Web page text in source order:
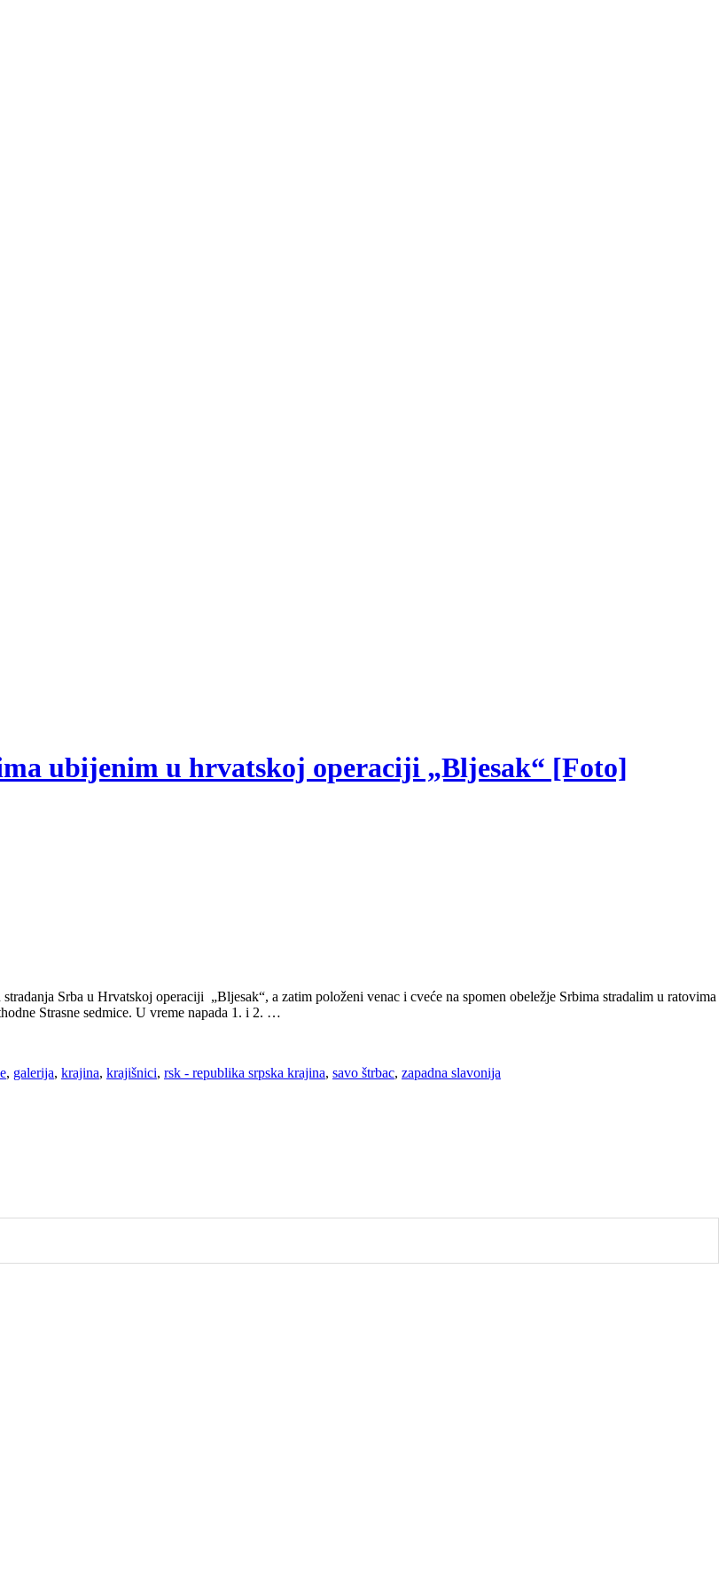
ubijenim u hrvatskoj operaciji „Bljesak“ [Foto]
Srba u Hrvatskoj operaciji „Bljesak“, a zatim položeni venac i cveće na spomen obeležje Srbima stradalim u ratovima
Strasne sedmice. U vreme napada 1. i 2. …
, galerija, krajina, krajišnici, rsk - republika srpska krajina, savo štrbac, zapadna slavonija